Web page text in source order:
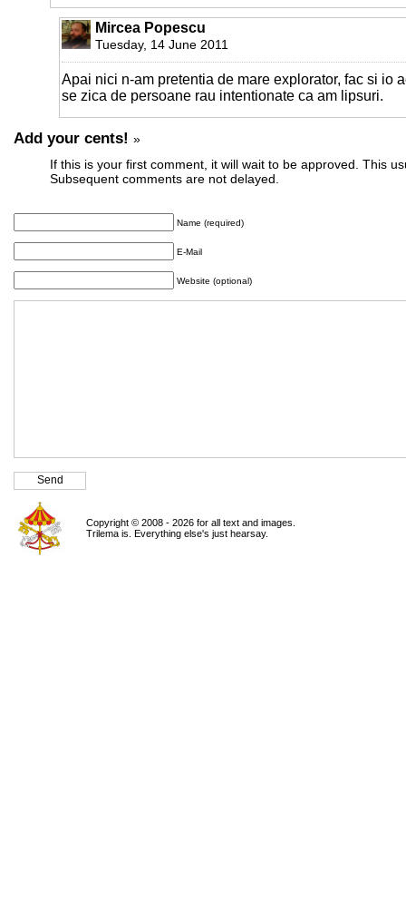
Mircea Popescu
Tuesday, 14 June 2011
Apai nici n-am pretentia de mare explorator, fac si io
se zica de persoane rau intentionate ca am lipsuri.
Add your cents! »
If this is your first comment, it will wait to be approved. This
Subsequent comments are not delayed.
Name (required)
E-Mail
Website (optional)
Copyright © 2008 - 2026 for all text and images.
Trilema is. Everything else's just hearsay.